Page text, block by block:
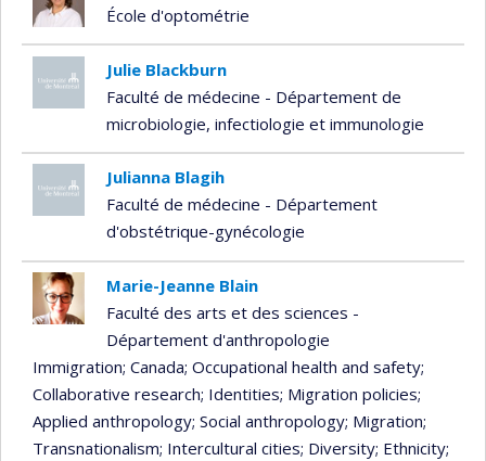
École d'optométrie
Julie Blackburn
Faculté de médecine - Département de
microbiologie, infectiologie et immunologie
Julianna Blagih
Faculté de médecine - Département
d'obstétrique-gynécologie
Marie-Jeanne Blain
Faculté des arts et des sciences -
Département d'anthropologie
Immigration; Canada; Occupational health and safety;
Collaborative research; Identities; Migration policies;
Applied anthropology; Social anthropology; Migration;
Transnationalism; Intercultural cities; Diversity; Ethnicity;